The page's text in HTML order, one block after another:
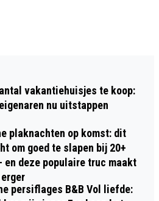
vakantiehuisjes te koop:
nu uitstappen
plaknachten op komst: dit
om goed te slapen bij 20+
en deze populaire truc maakt
persiflages B&B Vol liefde: